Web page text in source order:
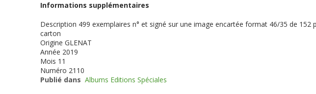
Informations supplémentaires
Description 499 exemplaires n° et signé sur une image encartée format 46/35 de
carton
Origine GLENAT
Année 2019
Mois 11
Numéro 2110
Publié dans Albums Editions Spéciales